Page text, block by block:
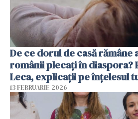
De ce dorul de casă rămâne
românii plecați în diaspora?
Leca, explicații pe înțelesul
13 FEBRUARIE 2026